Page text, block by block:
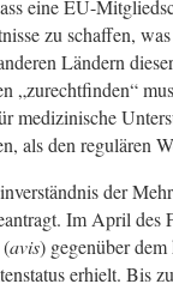
eine EU-
zu schaffen,
Ländern
„zurechtfinden“
medizinische
als den regulären
der
Im April des
avis) gegenüber
erhielt. Bis